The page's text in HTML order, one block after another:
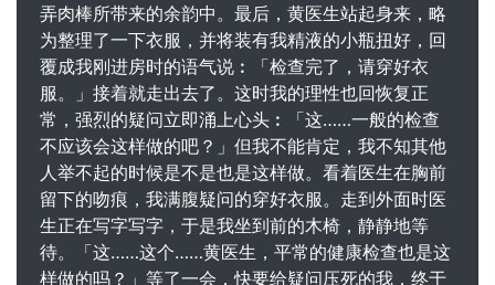
弄肉棒所带来的余韵中。最后，黄医生站起身来，略
为整理了一下衣服，并将装有我精液的小瓶扭好，回
覆成我刚进房时的语气说︰「检查完了，请穿好衣
服。」接着就走出去了。这时我的理性也回恢复正
常，强烈的疑问立即涌上心头︰「这……一般的检查
不应该会这样做的吧？」但我不能肯定，我不知其他
人举不起的时候是不是也是这样做。看着医生在胸前
留下的吻痕，我满腹疑问的穿好衣服。走到外面时医
生正在写字写字，于是我坐到前的木椅，静静地等
待。「这……这个……黄医生，平常的健康检查也是这
样做的吗？」等了一会，快要给疑问压死的我，终于